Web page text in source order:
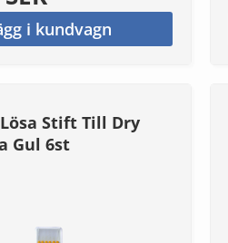
i kundvagn
Stift Till Dry
Gul 6st